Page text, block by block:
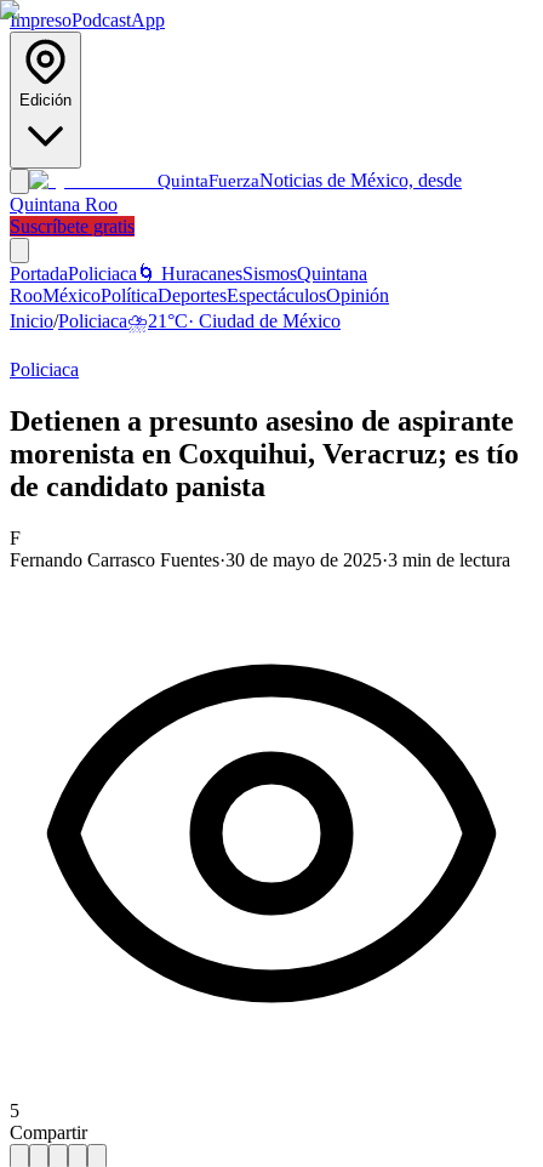
ImpresoPodcastApp
Edición
QuintaFuerzaNoticias de México, desde
Quintana Roo
Suscríbete gratis
PortadaPoliciaca 🌀 HuracanesSismosQuintana
RooMéxicoPolíticaDeportesEspectáculosOpinión
Inicio/Policiaca⛈️21°C· Ciudad de México
Policiaca
Detienen a presunto asesino de aspirante
morenista en Coxquihui, Veracruz; es tío
de candidato panista
F
Fernando Carrasco Fuentes·30 de mayo de 2025·3 min de lectura
5
Compartir